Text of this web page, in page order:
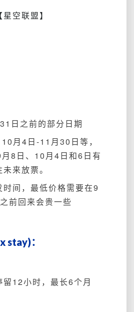
空联盟】
日之前的部分日期
月4日-11月30日等，
8日、10月4日和6日有
来放票。
间，最低价格需要在9
前回来会贵一些
stay)：
12小时，最长6个月